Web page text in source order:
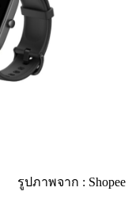
รูปภาพจาก : Shopee